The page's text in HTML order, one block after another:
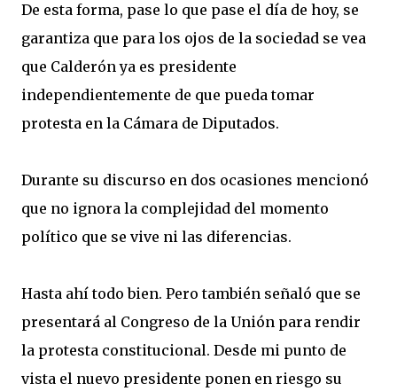
De esta forma, pase lo que pase el día de hoy, se
garantiza que para los ojos de la sociedad se vea
que Calderón ya es presidente
independientemente de que pueda tomar
protesta en la Cámara de Diputados.
Durante su discurso en dos ocasiones mencionó
que no ignora la complejidad del momento
político que se vive ni las diferencias.
Hasta ahí todo bien. Pero también señaló que se
presentará al Congreso de la Unión para rendir
la protesta constitucional. Desde mi punto de
vista el nuevo presidente ponen en riesgo su